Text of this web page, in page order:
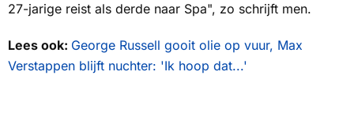
27-jarige reist als derde naar Spa", zo schrijft men.
Lees ook: George Russell gooit olie op vuur, Max
Verstappen blijft nuchter: 'Ik hoop dat...'